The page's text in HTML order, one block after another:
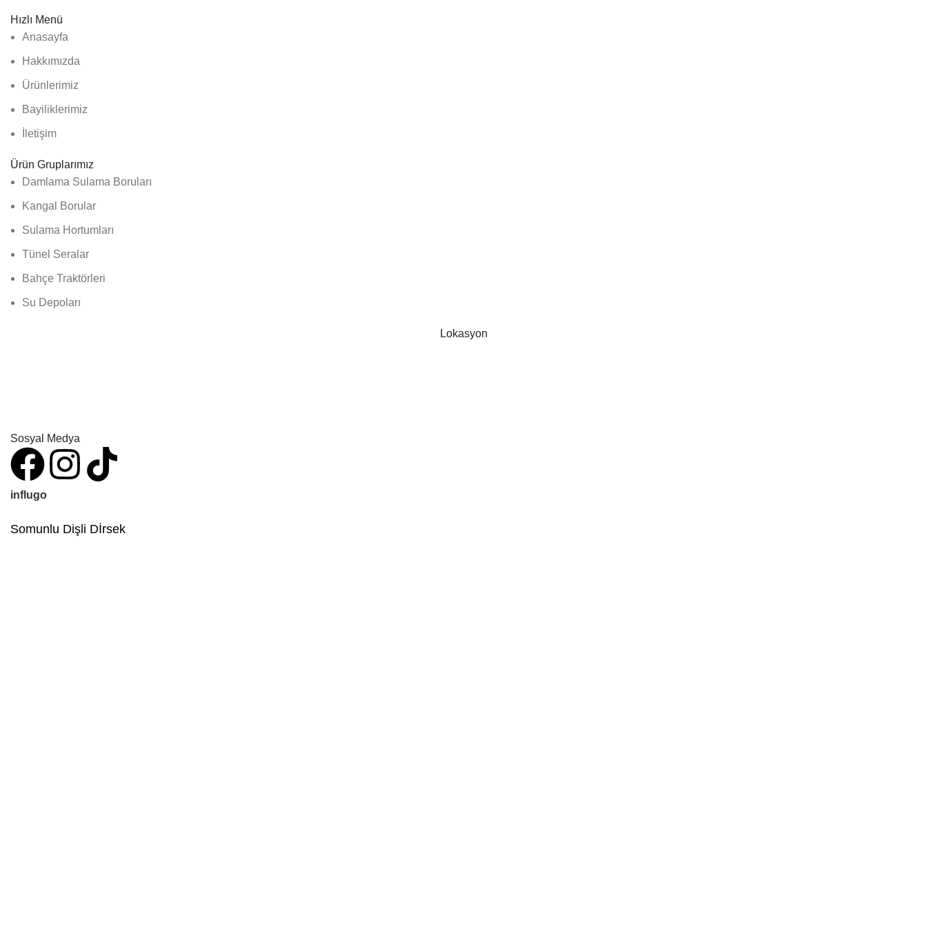
Hızlı Menü
Anasayfa
Hakkımızda
Ürünlerimiz
Bayiliklerimiz
İletişim
Ürün Gruplarımız
Damlama Sulama Boruları
Kangal Borular
Sulama Hortumları
Tünel Seralar
Bahçe Traktörleri
Su Depoları
Lokasyon
Sosyal Medya
influgo
Somunlu Dişli Dİrsek